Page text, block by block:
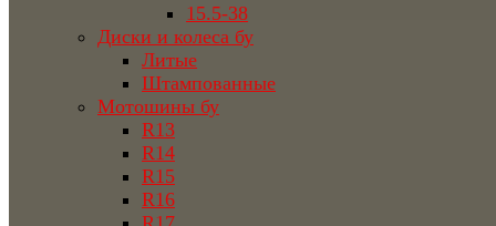
15.5-38
Диски и колеса бу
Литые
Штампованные
Мотошины бу
R13
R14
R15
R16